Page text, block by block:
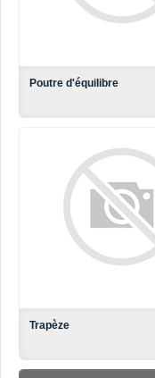
Poutre d'équilibre
Trapèze